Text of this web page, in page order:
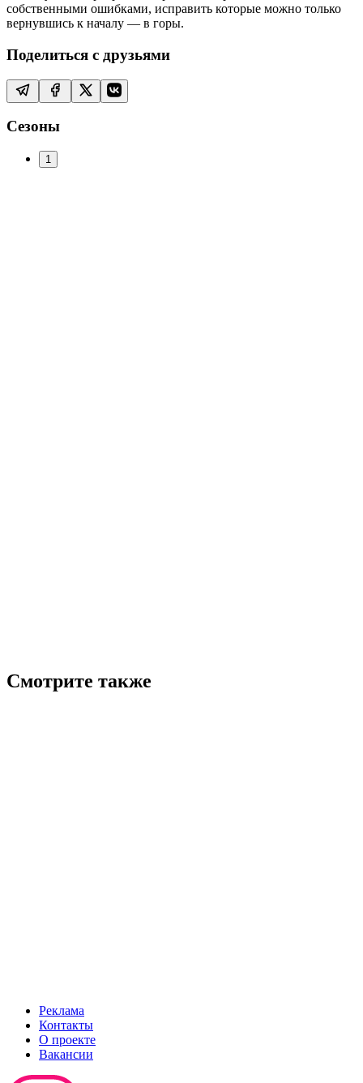
собственными ошибками, исправить которые можно только
вернувшись к началу — в горы.
Поделиться с друзьями
Сезоны
1
Смотрите также
Реклама
Контакты
О проекте
Вакансии